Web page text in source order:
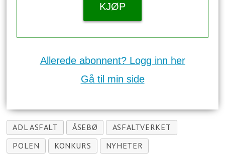
KJØP
Allerede abonnent? Logg inn her
Gå til min side
ADL ASFALT ÅSEBØ
ASFALTVERKET
POLEN
KONKURS NYHETER